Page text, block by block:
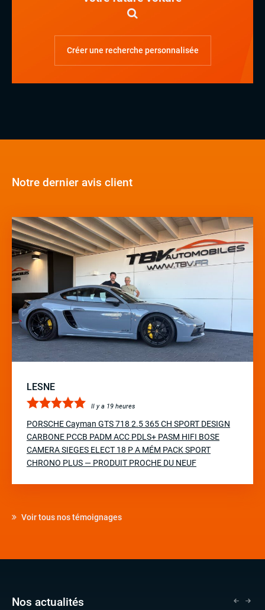
Créer une recherche personnalisée
Notre dernier avis client
LESNE
Il y a 19 heures
PORSCHE Cayman GTS 718 2.5 365 CH SPORT DESIGN
CARBONE PCCB PADM ACC PDLS+ PASM HIFI BOSE
CAMERA SIEGES ELECT 18 P A MÉM PACK SPORT
CHRONO PLUS — PRODUIT PROCHE DU NEUF
Voir tous nos témoignages
Nos actualités